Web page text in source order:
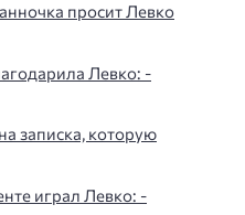
просит Левко
Левко: -
записка, которую
играл Левко: -